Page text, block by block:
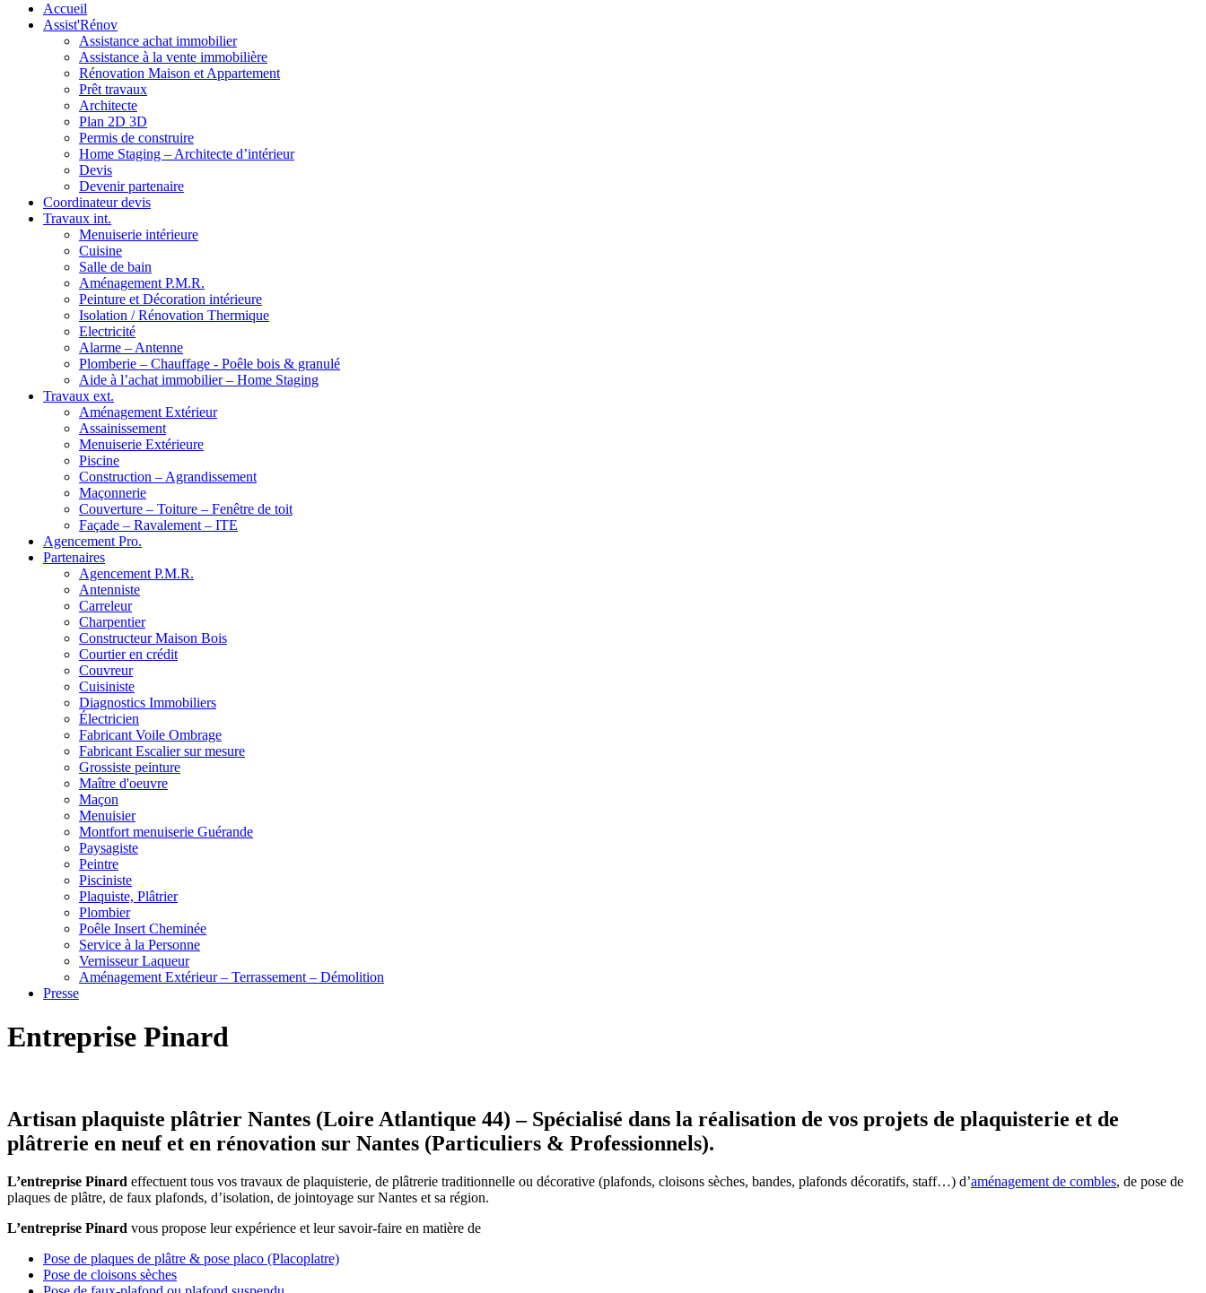
Accueil
Assist'Rénov
Assistance achat immobilier
Assistance à la vente immobilière
Rénovation Maison et Appartement
Prêt travaux
Architecte
Plan 2D 3D
Permis de construire
Home Staging – Architecte d’intérieur
Devis
Devenir partenaire
Coordinateur devis
Travaux int.
Menuiserie intérieure
Cuisine
Salle de bain
Aménagement P.M.R.
Peinture et Décoration intérieure
Isolation / Rénovation Thermique
Electricité
Alarme – Antenne
Plomberie – Chauffage - Poêle bois & granulé
Aide à l’achat immobilier – Home Staging
Travaux ext.
Aménagement Extérieur
Assainissement
Menuiserie Extérieure
Piscine
Construction – Agrandissement
Maçonnerie
Couverture – Toiture – Fenêtre de toit
Façade – Ravalement – ITE
Agencement Pro.
Partenaires
Agencement P.M.R.
Antenniste
Carreleur
Charpentier
Constructeur Maison Bois
Courtier en crédit
Couvreur
Cuisiniste
Diagnostics Immobiliers
Électricien
Fabricant Voile Ombrage
Fabricant Escalier sur mesure
Grossiste peinture
Maître d'oeuvre
Maçon
Menuisier
Montfort menuiserie Guérande
Paysagiste
Peintre
Pisciniste
Plaquiste, Plâtrier
Plombier
Poêle Insert Cheminée
Service à la Personne
Vernisseur Laqueur
Aménagement Extérieur – Terrassement – Démolition
Presse
Entreprise Pinard
Artisan plaquiste plâtrier Nantes (Loire Atlantique 44) – Spécialisé dans la réalisation de vos projets de plaquisterie et de
plâtrerie en neuf et en rénovation sur Nantes (Particuliers & Professionnels).
L’entreprise Pinard effectuent tous vos travaux de plaquisterie, de plâtrerie traditionnelle ou décorative (plafonds, cloisons sèches, bandes, plafonds décoratifs, staff…) d’aménagement de combles, de pose de
plaques de plâtre, de faux plafonds, d’isolation, de jointoyage sur Nantes et sa région.
L’entreprise Pinard vous propose leur expérience et leur savoir-faire en matière de
Pose de plaques de plâtre & pose placo (Placoplatre)
Pose de cloisons sèches